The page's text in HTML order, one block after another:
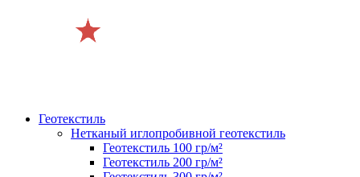
Геотекстиль
Нетканый иглопробивной геотекстиль
Геотекстиль 100 гр/м²
Геотекстиль 200 гр/м²